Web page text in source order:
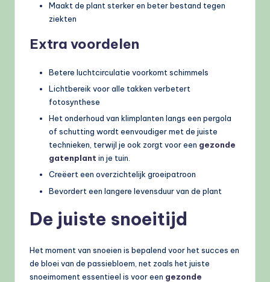
Maakt de plant sterker en beter bestand tegen
ziekten
Extra voordelen
Betere luchtcirculatie voorkomt schimmels
Lichtbereik voor alle takken verbetert
fotosynthese
Het onderhoud van klimplanten langs een pergola
of schutting wordt eenvoudiger met de juiste
technieken, terwijl je ook zorgt voor een gezonde
gatenplant in je tuin.
Creëert een overzichtelijk groeipatroon
Bevordert een langere levensduur van de plant
De juiste snoeitijd
Het moment van snoeien is bepalend voor het succes en
de bloei van de passiebloem, net zoals het juiste
snoeimoment essentieel is voor een gezonde